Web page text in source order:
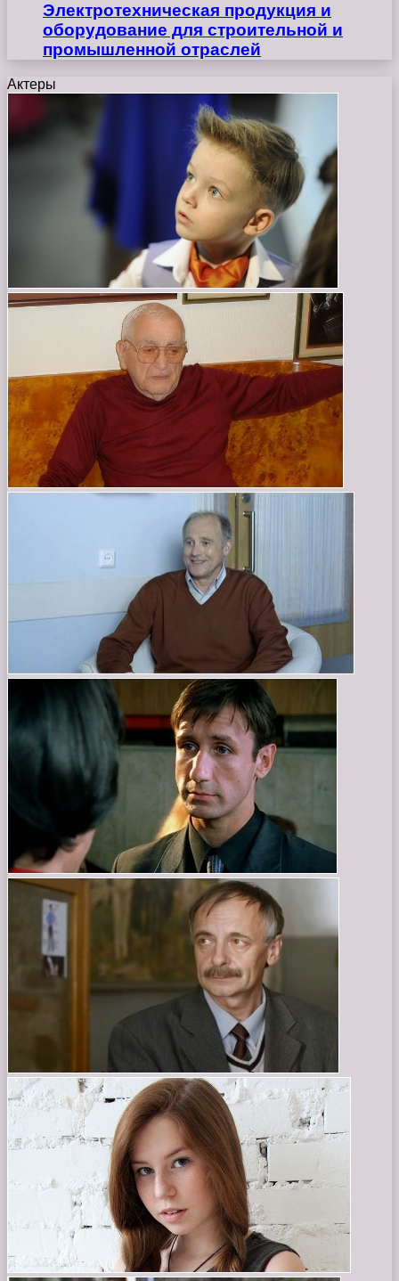
Электротехническая продукция и
оборудование для строительной и
промышленной отраслей
Актеры